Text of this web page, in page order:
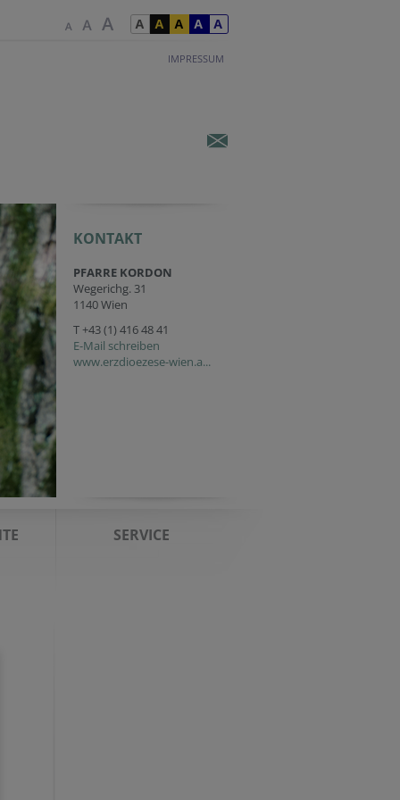
IMPRESSUM
KONTAKT
PFARRE KORDON
Wegerichg. 31
1140 Wien
T+43 (1) 416 48 41
E-Mail schreiben
www.erzdioezese-wien.a...
SERVICE